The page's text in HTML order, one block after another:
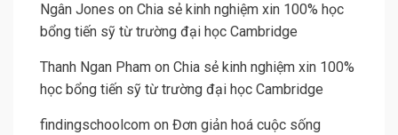
Ngân Jones on Chia sẻ kinh nghiệm xin 100% học
bổng tiến sỹ từ trường đại học Cambridge
Thanh Ngan Pham on Chia sẻ kinh nghiệm xin 100%
học bổng tiến sỹ từ trường đại học Cambridge
findingschoolcom on Đơn giản hoá cuộc sống